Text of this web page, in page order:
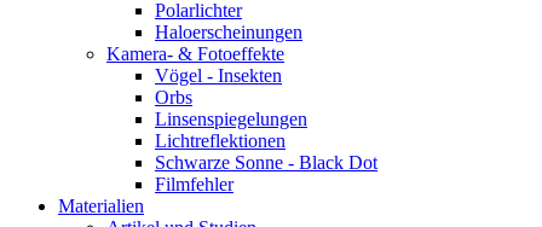
Polarlichter
Haloerscheinungen
Kamera- & Fotoeffekte
Vögel - Insekten
Orbs
Linsenspiegelungen
Lichtreflektionen
Schwarze Sonne - Black Dot
Filmfehler
Materialien